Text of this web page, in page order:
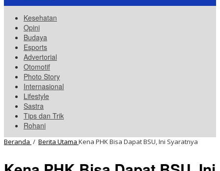
Kesehatan
Opini
Budaya
Esports
Advertorial
Otomotif
Photo Story
Internasional
Lifestyle
Sastra
Tips dan Trik
Rohani
Beranda / Berita Utama Kena PHK Bisa Dapat BSU, Ini Syaratnya